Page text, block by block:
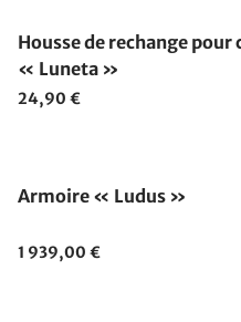
Housse de rechange
« Luneta »
24,90 €
Armoire « Ludus »
1 939,00 €